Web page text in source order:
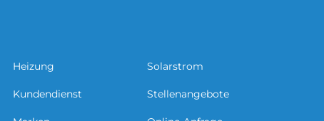
Heizung Solarstrom
Kundendienst Stellenangebote